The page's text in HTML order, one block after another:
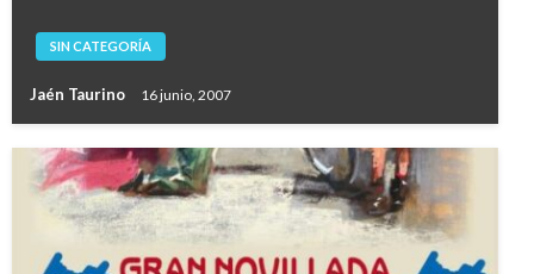
SIN CATEGORÍA
Jaén Taurino 16 junio, 2007